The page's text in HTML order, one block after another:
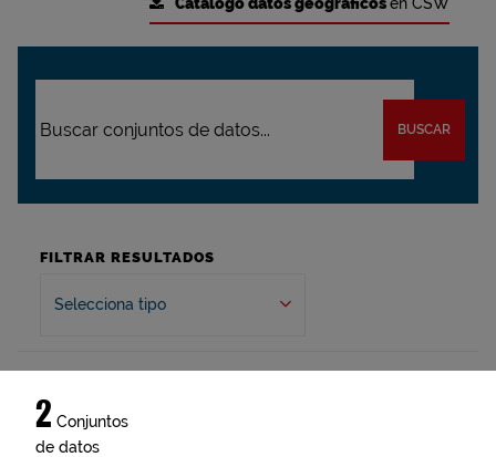
Catálogo datos geográficos
BUSCAR
FILTRAR RESULTADOS
Selecciona tipo
2 Conjuntos
de datos